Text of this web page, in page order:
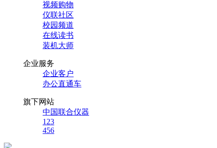
视频购物
仪联社区
校园频道
在线读书
装机大师
企业服务
企业客户
办公直通车
旗下网站
中国联合仪器
123
456